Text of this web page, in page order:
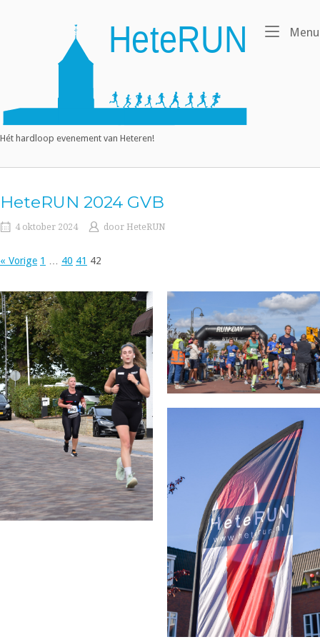
Hét hardloop evenement van Heteren!
Menu
HeteRUN 2024 GVB
4 oktober 2024 door HeteRUN
« Vorige 1 40 41 42